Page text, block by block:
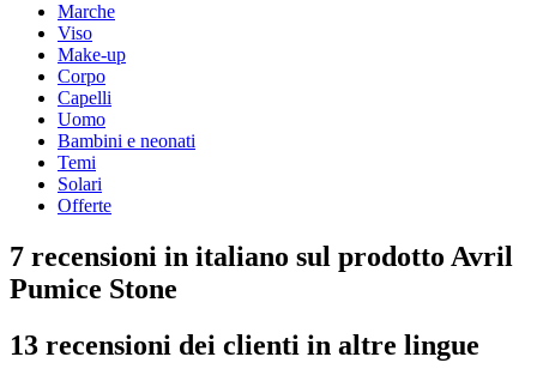
Marche
Viso
Make-up
Corpo
Capelli
Uomo
Bambini e neonati
Temi
Solari
Offerte
7 recensioni in italiano sul prodotto Avril
Pumice Stone
13 recensioni dei clienti in altre lingue